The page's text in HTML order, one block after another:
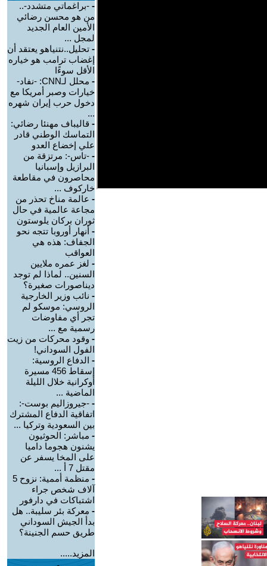
- -براغماتي متشدد-..
من هو محسن رضائي
الأمين العام الجديد
لمجل ...
- تحليل..نتنياهو يعتقد أن
إغضاب ترامب هو خياره
الأقل سوءًا
-
محلل لـCNN: -نفاد-
خيارات وصبر أمريكا مع
دخول حرب إيران شهره
...
- قاليباف مهنئا رضائي:
التماسك الوطني قادر
علي إخضاع العدو
- -تاس-: مرتزقة من
البرازيل وإسبانيا
محاصرون في مقاطعة
خاركوف ...
- عالمة مناخ تحذر من
مجاعة عالمية في حال
ثوران بركان يلوستون
- أنهار أوروبا تتجه نحو
الجفاف: هذه هي
العواقب
- لغز عمره ملايين
السنين.. لماذا لم توجد
ديناصورات صغيرة؟
- نائب وزير الخارجية
الروسي: موسكو لم
تجر أي مفاوضات
رسمية مع ...
- وقود محركات من زيت
الفول السوداني!
- الدفاع الروسية:
إسقاط 456 مسيرة
أوكرانية خلال الليلة
الماضية ...
- -جيروزاليم بوست-:
اتفاقية الدفاع المشترك
بين السعودية وتركيا ...
- مباشر: الحوثيون
يشنون هجوما داميا
على المخا يسفر عن
مقتل 7 أ ...
-
منظمة أممية: نزوح 5
آلاف شخص جراء
اشتباكات في دارفور
- معركة بئر سليبة.. هل
بدأ الجيش السوداني
طريق حسم الجنينة؟
المزيد.....